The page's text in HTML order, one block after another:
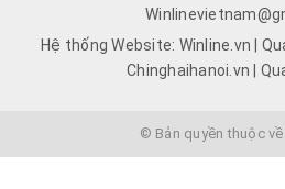
Hệ thống Website: Winline.vn |
Chinghaihanoi.vn |
© Bản quyền thuộc